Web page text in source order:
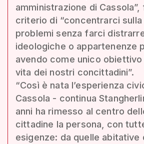
amministrazione di
criterio di “concentrarci
problemi senza farci
ideologiche o appartenenze
avendo come unico obiettivo
vita dei nostri concittadini”.
“Così è nata l’esperienza
Cassola - continua
anni ha rimesso al centro
cittadine la persona, con
esigenze: da quelle abitative